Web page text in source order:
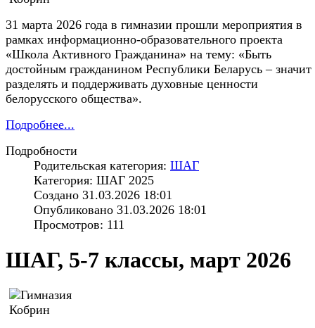
31 марта 2026 года в гимназии прошли мероприятия в
рамках информационно-образовательного проекта
«Школа Активного Гражданина» на тему: «Быть
достойным гражданином Республики Беларусь – значит
разделять и поддерживать духовные ценности
белорусского общества».
Подробнее...
Подробности
Родительская категория: ШАГ
Категория: ШАГ 2025
Создано 31.03.2026 18:01
Опубликовано 31.03.2026 18:01
Просмотров: 111
ШАГ, 5-7 классы, март 2026